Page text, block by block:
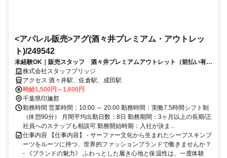
<アパレル販売>アグ(酒々井プレミアム・アウトレッ
ト)/249542
未経験OK｜販売スタッフ 酒々井プレミアムアウトレット（前払い有・
私服勤務・車通勤可）
株式会社スタッフブリッジ
アクセス 酒々井駅、佐倉駅、成田駅
時給1,500円～1,600円
千葉県印旛郡
勤務時間 営業時間：10:00 ～ 20:00 勤務時間：実働7.5時間シフト制
（休憩90分） 月間平均出勤日数：8日 勤務期間：3ヶ月以上の長期/正
社員へのステップも相談可 勤務開始時期：入社が決ま...
仕事内容 【仕事内容】 - サーファー文化から生まれたシープスキンブ
ーツをルーツに持つ、世界的ファッションブランドで働きませんか？
- 《ブランドの魅力》 ふわっとした履き心地と保温性は、一度体験